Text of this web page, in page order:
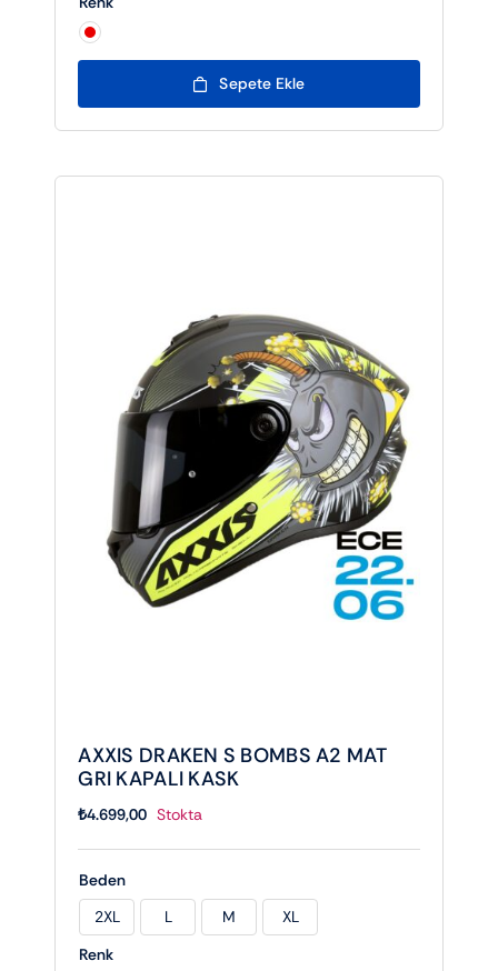
Sepete Ekle
AXXIS DRAKEN S BOMBS A2 MAT
GRI KAPALI KASK
₺4.699,00 Stokta
Beden
2XL L M
XL
Renk